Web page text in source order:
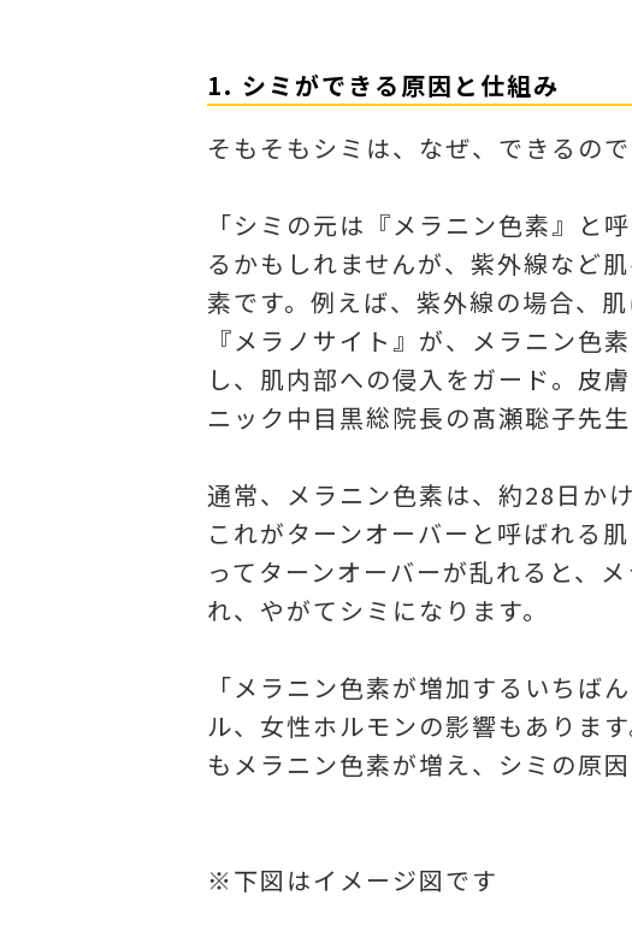
1. シミができる原因と仕組み
そもそもシミは、なぜ、できるの
「シミの元は『メラニン色素』と
るかもしれませんが、紫外線など
素です。例えば、紫外線の場合、
『メラノサイト』が、メラニン色
し、肌内部への侵入をガード。皮
ニック中目黒総院長の髙瀬聡子先生
通常、メラニン色素は、約28日か
これがターンオーバーと呼ばれる
ってターンオーバーが乱れると、
れ、やがてシミになります。
「メラニン色素が増加するいちば
ル、女性ホルモンの影響もありま
もメラニン色素が増え、シミの原
※下図はイメージ図です